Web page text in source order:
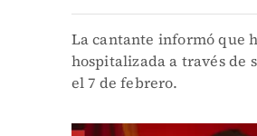
La cantante informó que
hospitalizada a través de
el 7 de febrero.